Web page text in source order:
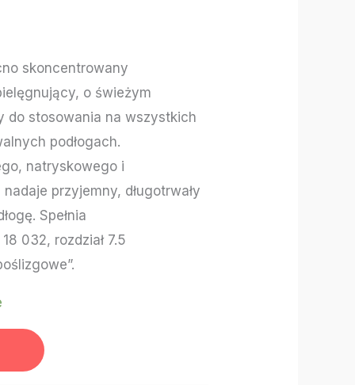
skoncentrowany
o świeżym
do stosowania na wszystkich
podłogach.
natryskowego i
przyjemny, długotrwały
Spełnia
032, rozdział 7.5